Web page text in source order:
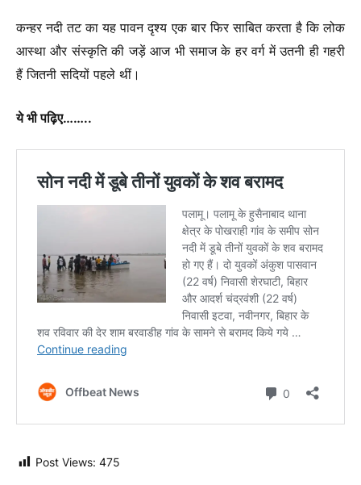
कन्हर नदी तट का यह पावन दृश्य एक बार फिर साबित करता है कि लोक
आस्था और संस्कृति की जड़ें आज भी समाज के हर वर्ग में उतनी ही गहरी
हैं जितनी सदियों पहले थीं।
ये भी पढ़िए……..
Post Views: 475